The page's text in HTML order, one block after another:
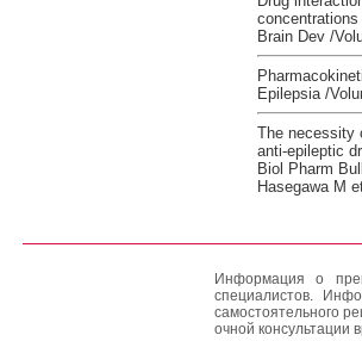
Brain Dev /
Epilepsia /
The necessity
anti-epileptic
Biol Pharm
Hasegawa M
Информация о
специалистов.
самостоятельного
очной консультации